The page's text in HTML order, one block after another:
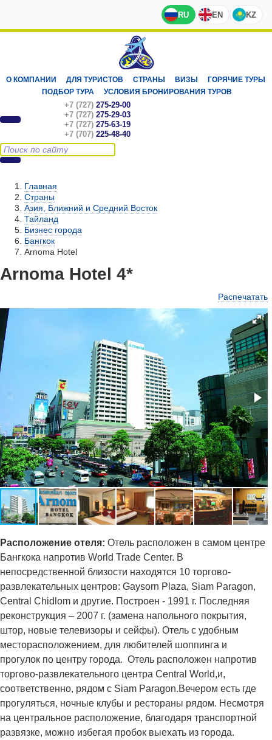
RU EN KZ
О КОМПАНИИ ДЛЯ ТУРИСТОВ СТРАНЫ ВИЗЫ
ГОРЯЧИЕ ТУРЫ
ПОДБОР ТУРА
УСЛОВИЯ БРОНИРОВАНИЯ ТУРОВ
+7 (727) 275-29-00
+7 (727) 275-29-03
+7 (727) 275-63-19
+7 (707) 225-48-40
Главная
Страны
Азия, Ближний и Средний Восток
Тайланд
Бизнес города
Бангкок
Arnoma Hotel
Arnoma Hotel 4*
Распечатать
Расположение отеля: Отель расположен в самом центре
Бангкока напротив World Trade Center. В
непосредственной близости находятся 10 торгово-
развлекательных центров: Gaysorn Plaza, Siam Paragon,
Central Chidlom и другие. Построен - 1991 г. Последняя
реконструкция – 2007 г. (замена напольного покрытия,
штор, новые телевизоры и сейфы). Отель с удобным
месторасположением, для любителей шоппинга и
прогулок по центру города. Отель расположен напротив
торгово-развлекательного центра Central World,и,
соответственно, рядом с Siam Paragon.Вечером есть где
прогуляться, ночные клубы и рестораны рядом. Несмотря
на центральное расположение, благодаря транспортной
развязке, можно избегая пробок выехать из города.